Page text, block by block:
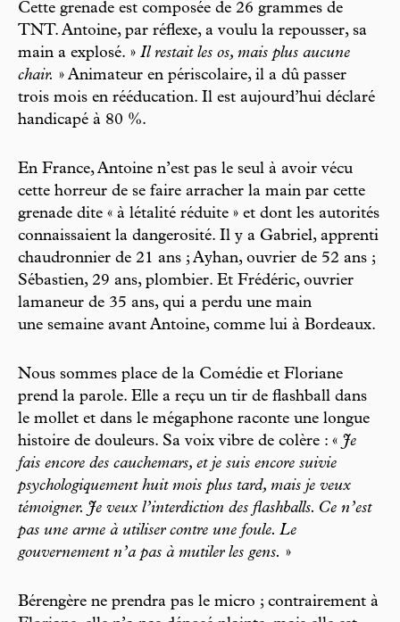
Cette grenade est composée de 26 grammes de
TNT. Antoine, par réflexe, a voulu la repousser, sa
main a explosé. » Il restait les os, mais plus aucune
chair. » Animateur en périscolaire, il a dû passer
trois mois en rééducation. Il est aujourd’hui déclaré
handicapé à 80 %.
En France, Antoine n’est pas le seul à avoir vécu
cette horreur de se faire arracher la main par cette
grenade dite « à létalité réduite » et dont les autorités
connaissaient la dangerosité. Il y a Gabriel, apprenti
chaudronnier de 21 ans ; Ayhan, ouvrier de 52 ans ;
Sébastien, 29 ans, plombier. Et Frédéric, ouvrier
lamaneur de 35 ans, qui a perdu une main
une semaine avant Antoine, comme lui à Bordeaux.
Nous sommes place de la Comédie et Floriane
prend la parole. Elle a reçu un tir de flashball dans
le mollet et dans le mégaphone raconte une longue
histoire de douleurs. Sa voix vibre de colère : « Je
fais encore des cauchemars, et je suis encore suivie
psychologiquement huit mois plus tard, mais je veux
témoigner. Je veux l’interdiction des flashballs. Ce n’est
pas une arme à utiliser contre une foule. Le
gouvernement n’a pas à mutiler les gens. »
Bérengère ne prendra pas le micro ; contrairement à